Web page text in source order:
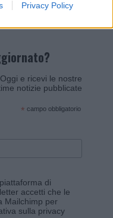
Privacy Policy
e ricevi le nostre
notizie pubblicate
* campo obbligatorio
di
accetti che le
Mailchimp per
sulla privacy